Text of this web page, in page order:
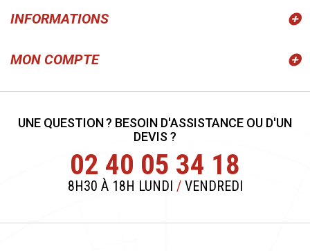
INFORMATIONS
MON COMPTE
UNE QUESTION ? BESOIN D'ASSISTANCE OU D'UN
DEVIS ?
02 40 05 34 18
8H30 À 18H LUNDI /VENDREDI